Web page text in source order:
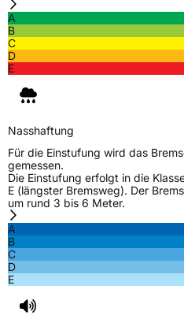
A
B
C
D
E
Nasshaftung
Für die Einstufung wird das
gemessen.
Die Einstufung erfolgt in die
E (längster Bremsweg). Der
um rund 3 bis 6 Meter.
A
B
C
D
E